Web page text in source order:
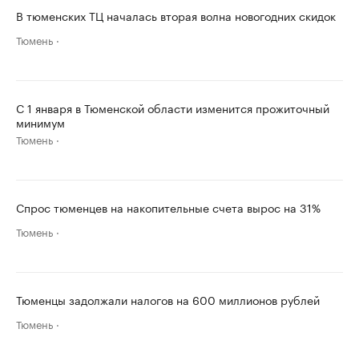
В тюменских ТЦ началась вторая волна новогодних скидок
Тюмень
С 1 января в Тюменской области изменится прожиточный
минимум
Тюмень
Спрос тюменцев на накопительные счета вырос на 31%
Тюмень
Тюменцы задолжали налогов на 600 миллионов рублей
Тюмень